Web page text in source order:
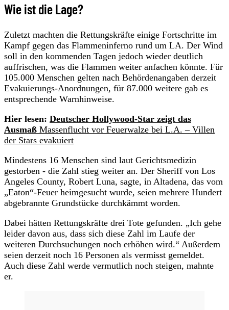
Wie ist die Lage?
Zuletzt machten die Rettungskräfte einige Fortschritte im
Kampf gegen das Flammeninferno rund um LA. Der Wind
soll in den kommenden Tagen jedoch wieder deutlich
auffrischen, was die Flammen weiter anfachen könnte. Für
105.000 Menschen gelten nach Behördenangaben derzeit
Evakuierungs-Anordnungen, für 87.000 weitere gab es
entsprechende Warnhinweise.
Hier lesen: Deutscher Hollywood-Star zeigt das
Ausmaß Massenflucht vor Feuerwalze bei L.A. – Villen
der Stars evakuiert
Mindestens 16 Menschen sind laut Gerichtsmedizin
gestorben - die Zahl stieg weiter an. Der Sheriff von Los
Angeles County, Robert Luna, sagte, in Altadena, das vom
„Eaton“-Feuer heimgesucht wurde, seien mehrere Hundert
abgebrannte Grundstücke durchkämmt worden.
Dabei hätten Rettungskräfte drei Tote gefunden. „Ich gehe
leider davon aus, dass sich diese Zahl im Laufe der
weiteren Durchsuchungen noch erhöhen wird.“ Außerdem
seien derzeit noch 16 Personen als vermisst gemeldet.
Auch diese Zahl werde vermutlich noch steigen, mahnte
er.